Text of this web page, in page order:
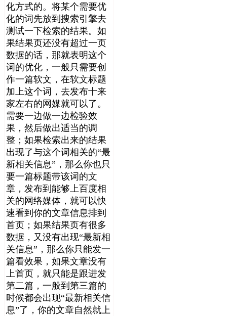
化方式的。将某个需要优
化的词先放到搜索引擎去
测试一下检索的结果。如
果结果页还没有超过一页
数据的话，那就表明这个
词的优化，一般只需要创
作一篇软文，在软文标题
加上这个词，去发布十来
家左右的网媒就可以了。
需要一边做一边检验效
果，然后做出适当的调
整；如果检索出来的结果
出现了与这个词相关的“最
新相关信息”，那么你也只
要一篇标题带该词的文
章，发布到能够上百度相
关的网络媒体，就可以快
速看到你的文章信息排到
首页；如果结果页有很多
数据，又没有出现“最新相
关信息”，那么你只能发一
篇看效果，如果文章没有
上首页，就只能是跟进发
第二篇，一般到第三篇的
时候都会出现“最新相关信
息”了，你的文章自然就上